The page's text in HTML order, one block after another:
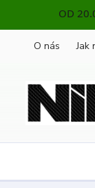
OD
O nás Jak